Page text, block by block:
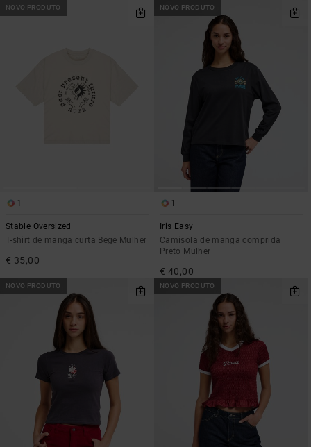
NOVO PRODUTO
1
Stable Oversized
T-shirt de manga curta Bege Mulher
€ 35,00
NOVO PRODUTO
1
Iris Easy
Camisola de manga comprida
Preto Mulher
€ 40,00
NOVO PRODUTO NOVO PRODUTO